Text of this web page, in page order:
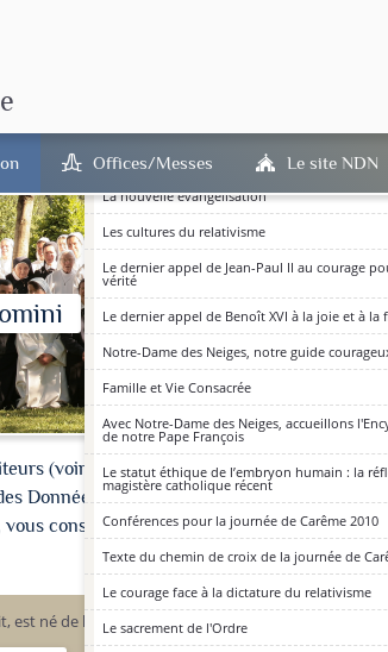
Offices/Messes Le site NDN
(voir les crédits en bas de page) : qu'ils
Données » (RGPD) est entré en vigueur.
consentez à notre politique de
est né de la Vierge Marie
La joie de l'évangile - Présentation d'Evangelii
La nouvelle évangélisation
Les cultures du relativisme
Le dernier appel de Jean-Paul II au courage
vérité
Le dernier appel de Benoît XVI à la joie et à la
Notre-Dame des Neiges, notre guide
Famille et Vie Consacrée
Avec Notre-Dame des Neiges, accueillons
de notre Pape François
Le statut éthique de l’embryon humain : la
magistère catholique récent
Conférences pour la journée de Carême 2010
Texte du chemin de croix de la journée de
Le courage face à la dictature du relativisme
Le sacrement de l'Ordre